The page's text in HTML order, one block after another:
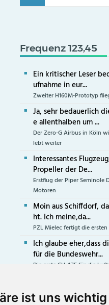
ist uns wichtig
Frequenz 123,45
Ein kritischer Leser
ufnahme in eur...
Zweiter H160M-Prototyp
Ja, sehr bedauerlich
e allenthalben um ...
Der Zero-G Airbus in Köln
lebt weiter
Interessantes
Propeller der De...
Erstflug der Piper Seminole
Motoren
Moin aus Schiffdorf,
ht. Ich meine,da...
PZL Mielec fertigt die
Ich glaube eher,dass
für die Bundeswehr...
Die erste CH-47F für die